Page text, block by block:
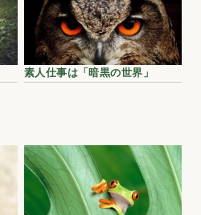
素人仕事は「暗黒の世界」